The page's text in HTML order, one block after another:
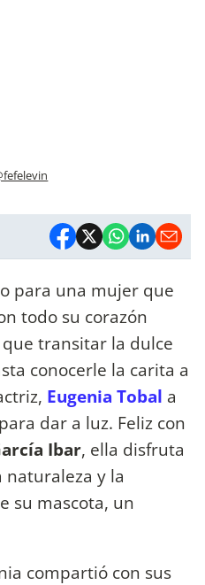
para una mujer que
todo su corazón
transitar la dulce
conocerle la carita a
Eugenia Tobal a
dar a luz. Feliz con
Ibar, ella disfruta
naturaleza y la
su mascota, un
compartió con sus